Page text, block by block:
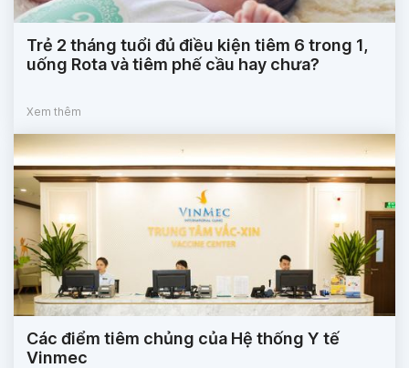
Trẻ 2 tháng tuổi đủ điều kiện tiêm 6 trong 1,
uống Rota và tiêm phế cầu hay chưa?
Xem thêm
Các điểm tiêm chủng của Hệ thống Y tế
Vinmec